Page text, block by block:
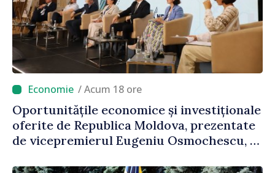
/ Acum 18 ore
Oportunitățile economice și investiționale
oferite de Republica Moldova, prezentate
de vicepremierul Eugeniu Osmochescu, la